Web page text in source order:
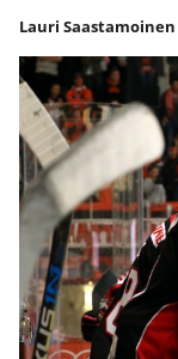
Lauri Saastamoinen